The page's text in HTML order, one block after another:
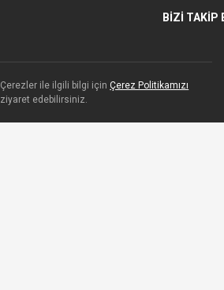
BİZİ TAKİP
Çerezler ile ilgili bilgi içinÇerez Politikamızı
ziyaret edebilirsiniz.